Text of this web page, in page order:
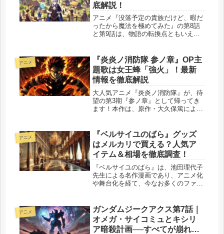
底解説！
アニメ『没落予定の貴族だけど、暇だ
ったから魔法を極めてみた』の第8話
と第9話は、物語の転換点ともいえる
った地を解放し、真の王として国を築
き始めるという成長が鮮明に描かれま
す...
アニメ
『炎炎ノ消防隊 参ノ章』OP主
題歌は女王蜂「強火」！最新
情報を徹底解説
大人気アニメ『炎炎ノ消防隊』が、待
望の第3期『参ノ章』として帰ってき
ます！本作は、原作・大久保篤による
の作品です。今回の第3期は、分割2ク
ールで放送され、第1クールは202...
アニメ
『ベルサイユのばら』グッズ
はメルカリで買える？人気ア
イテム＆相場を徹底調査！
『ベルサイユのばら』は、池田理代子
先生による名作漫画であり、アニメ化
や舞台化を経て、今なお多くのファン
ムが販売されています。しかし、公式
ショップやイベント限定で販売された
グ...
アニメ
ガンダムジークアクス第7話｜
オメガ・サイコミュとキシリ
ア暗殺計画──すべてが崩れは